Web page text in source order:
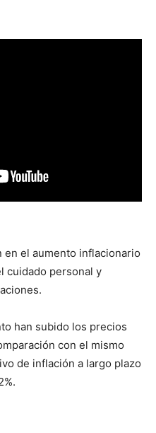
el aumento inflacionario
cuidado personal y
han subido los precios
con el mismo
de inflación a largo plazo